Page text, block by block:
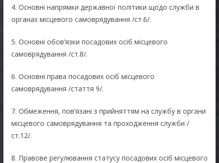
4. Основні напрямки державної політики щодо служби в
органах місцевого самоврядування /ст.6/.
5. Основні обов’язки посадових осіб місцевого
самоврядування /ст.8/.
6. Основні права посадових осіб місцевого
самоврядування /стаття 9/.
7. Обмеження, пов’язані з прийняттям на службу в органи
місцевого самоврядування та проходження служби /
ст.12/.
8. Правове регулювання статусу посадових осіб місцевого